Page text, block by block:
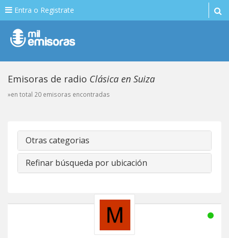
Entra o Registrate
Emisoras de radio Clásica en Suiza
»en total 20 emisoras encontradas
Otras categorias
Refinar búsqueda por ubicación